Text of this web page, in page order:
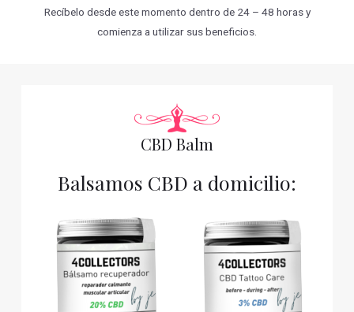
Recíbelo desde este momento dentro de 24 – 48 horas y
comienza a utilizar sus beneficios.
CBD Balm
Balsamos CBD a domicilio: